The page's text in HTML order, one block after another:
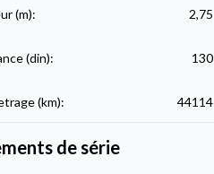
(m): 2,75
(din): 130
(km): 44114
de série